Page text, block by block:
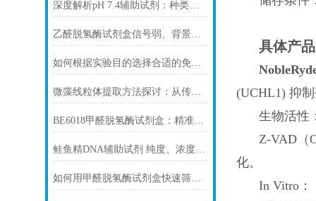
深度解析pH 7.4辅助试剂：种类、选择
乙醛脱氢酶试剂盒信号弱、背景高、重复性差怎么办？
如何根据实验目的选择合适的免疫染色封闭剂
微藻线粒体提取方法探讨：从传统技术到试剂盒方案
BE6018甲醛脱氢酶试剂盒：精准检测赋能多领域，标准化流程破解行业痛点
鲑鱼精DNA辅助试剂 纯度、浓度与稳定性对实验结果的影响
如何用甲醛脱氢酶试剂盒快速筛查食品中甲醛残留？
具体产
(UCHL1) 抑
生物活性
Z-VAD（
化。
In Vitro：